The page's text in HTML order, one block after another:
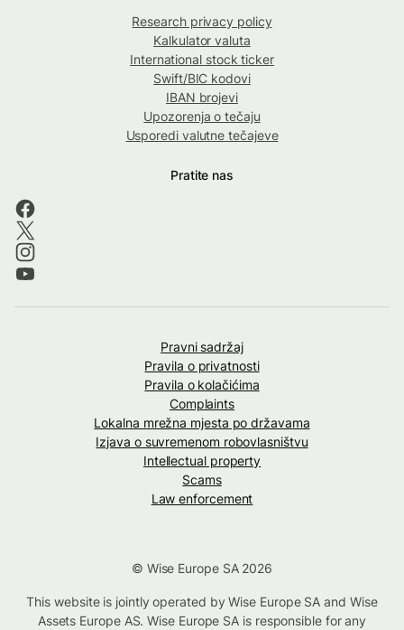
Research privacy policy
Kalkulator valuta
International stock ticker
Swift/BIC kodovi
IBAN brojevi
Upozorenja o tečaju
Usporedi valutne tečajeve
Pratite nas
Pravni sadržaj
Pravila o privatnosti
Pravila o kolačićima
Complaints
Lokalna mrežna mjesta po državama
Izjava o suvremenom robovlasništvu
Intellectual property
Scams
Law enforcement
© Wise Europe SA 2026
This website is jointly operated by Wise Europe SA and Wise
Assets Europe AS. Wise Europe SA is responsible for any